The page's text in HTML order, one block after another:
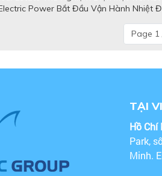
Power Bắt Đầu Vận Hành Nhiệt
Page 1
TẠI
Hồ Chí
Park,
Minh.